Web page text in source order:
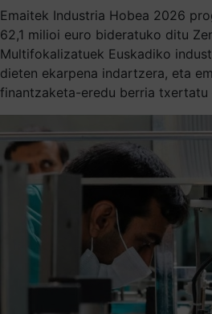
Emaitek Industria Hobea 2026
62,1 milioi euro bideratuko ditu
Multifokalizatuek Euskadiko
dieten ekarpena indartzera, eta
finantzaketa-eredu berria txertatu